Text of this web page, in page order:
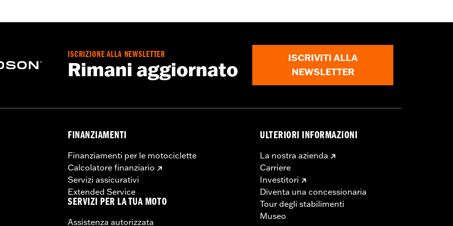
Requirements
Pollici
elementi isolanti in alluminio (4), istruzioni per l’installazione
ISCRIZIONE ALLA NEWSLETTER
Rimani aggiornato
ISCRIVITI ALLA
NEWSLETTER
FINANZIAMENTI
Finanziamenti per le motociclette
Calcolatore finanziario
Servizi assicurativi
Extended Service
SERVIZI PER LA TUA MOTO
Assistenza autorizzata
ULTERIORI INFORMAZIONI
La nostra azienda
Carriere
Investitori
Diventa una concessionaria
Tour degli stabilimenti
Museo